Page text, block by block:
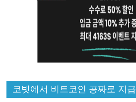
코빗에서 비트코인 공짜로 지급